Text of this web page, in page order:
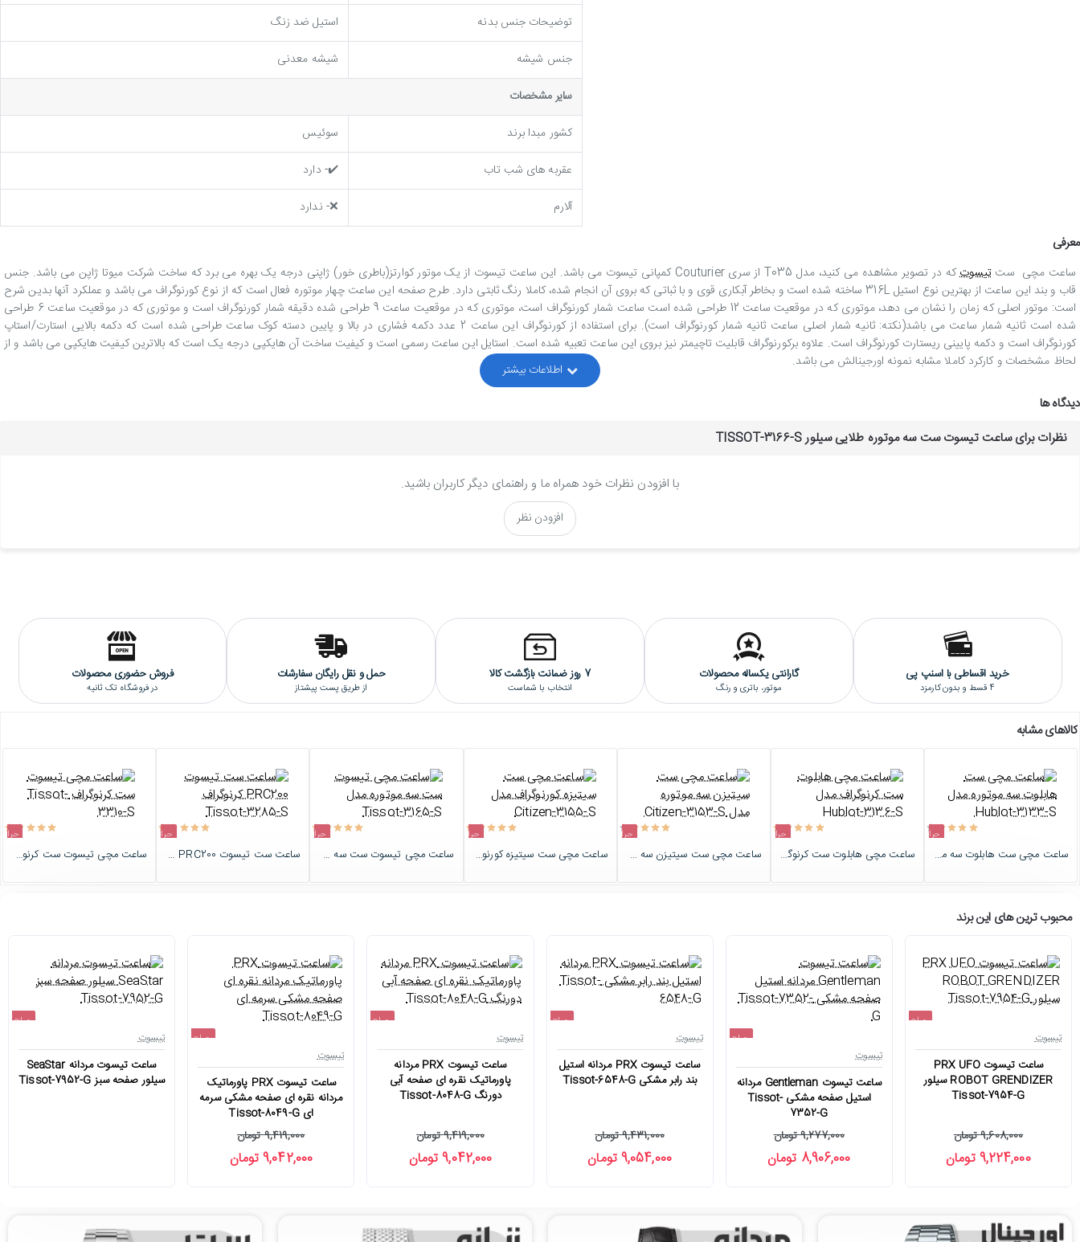
توضيحات جنس بدنه
استیل ضد زنگ
جنس شیشه
شیشه معدنی
ساير مشخصات
کشور مبدا برند
سوئیس
عقربه های شب تاب
✔️- دارد
آلارم
❌- ندارد
معرفی
ساعت مچی ستتیسوت
که در تصویر مشاهده می کنید، مدل T035 از سری Couturier کمپانی تیسوت می باشد. این ساعت تیسوت از یک موتور کوارتز(باطری خور) ژاپنی درجه یک بهره می برد که ساخت شرکت میوتا ژاپن می باشد. جنس
قاب و بند این ساعت از بهترین نوع استیل 316L ساخته شده است و بخاطر آبکاری قوی و با ثباتی که بروی آن انجام شده، کاملا رنگ ثابتی دارد. طرح صفحه این ساعت چهار موتوره فعال است که از نوع کورنوگراف می باشد و عملکرد آنها بدین شرح
است: موتور اصلی که زمان را نشان می دهد، موتوری که در موقعیت ساعت 12 طراحی شده است ساعت شمار کورنوگراف است، موتوری که در موقعیت ساعت 9 طراحی شده دقیقه شمار کورنوگراف است و موتوری که در موقعیت ساعت 6 طراحی
شده است ثانیه شمار ساعت می باشد(نکته: ثانیه شمار اصلی ساعت ثانیه شمار کورنوگراف است). برای استفاده از کورنوگراف این ساعت 2 عدد دکمه فشاری در بالا و پایین دسته کوک ساعت طراحی شده است که دکمه بالایی استارت/استاپ
کورنوگراف است و دکمه پایینی ریستارت کورنوگراف است. علاوه برکورنوگراف قابلیت تاچیمتر نیز بروی این ساعت تعبیه شده است. استایل این ساعت رسمی است و کیفیت ساخت آن هایکپی درجه یک است که بالاترین کیفیت هایکپی می باشد و از
لحاظ مشخصات و کارکرد کاملا مشابه نمونه اورجینالش می باشد.
دیدگاه ها
نظرات برای ساعت تیسوت ست سه موتوره طلایی سیلور TISSOT-3166-S
با افزودن نظرات خود همراه ما و راهنمای دیگر کاربران باشید.
افزودن نظر
خرید اقساطی با اسنپ پی
4 قسط و بدون کارمزد
گارانتی یکساله محصولات
موتور، باتری و رنگ
7 روز ضمانت بازگشت کالا
انتخاب با شماست
حمل و نقل رایگان سفارشات
از طریق پست پیشتاز
فروش حضوری محصولات
در فروشگاه تک ثانیه
کالاهای مشابه
حراج
اتمام موجودی
ساعت مچی ست هابلوت سه موتوره مدل Hublot-3133-S
حراج
اتمام موجودی
ساعت مچی هابلوت ست کرنوگراف مدل Hublot-3136-S
حراج
اتمام موجودی
ساعت مچی ست سیتیزن سه موتوره مدل Citizen-3153-S
حراج
اتمام موجودی
ساعت مچی ست سیتیزه کورنوگراف مدل Citizen-3155-S
حراج
اتمام موجودی
ساعت مچی تیسوت ست سه موتوره مدل Tissot-3165-S
حراج
اتمام موجودی
ساعت ست تیسوت PRC200 کرنوگراف Tissot-3285-S
حراج
اتمام موجودی
ساعت مچی تیسوت ست کرنوگراف Tissot-3310-S
محبوب ترین های این برند
حراج
-4%
تیسوت
ساعت تیسوت PRX UFO
ROBOT GRENDIZER سیلور
Tissot-7954-G
9,224,000 تومان
9,608,000 تومان
حراج
-4%
تیسوت
ساعت تیسوت Gentleman مردانه
استیل صفحه مشکی Tissot-
7352-G
8,906,000 تومان
9,277,000 تومان
حراج
-4%
تیسوت
ساعت تیسوت PRX مردانه استیل
بند رابر مشکی Tissot-6548-G
9,054,000 تومان
9,431,000 تومان
حراج
-4%
تیسوت
ساعت تیسوت PRX مردانه
پاورماتیک نقره ای صفحه آبی
دورنگ Tissot-8048-G
9,042,000 تومان
9,419,000 تومان
حراج
-4%
تیسوت
ساعت تیسوت PRX پاورماتیک
مردانه نقره ای صفحه مشکی سرمه
ای Tissot-8049-G
9,042,000 تومان
9,419,000 تومان
حراج
اتمام موجودی
تیسوت
ساعت تیسوت مردانه SeaStar
سیلور صفحه سبز Tissot-7952-G